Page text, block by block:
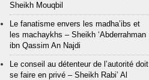
Sheikh Mouqbil
Le fanatisme envers les madha’ibs et
les machaykhs – Sheikh ‘Abderrahman
ibn Qassim An Najdi
Le conseil au détenteur de l’autorité doit
se faire en privé – Sheikh Rabi’ Al